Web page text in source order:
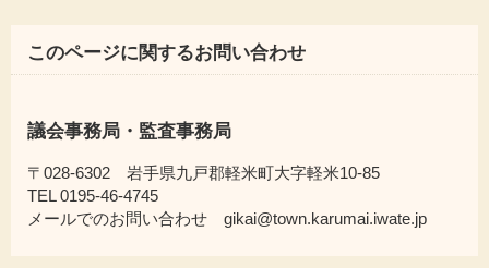
このページに関するお問い合わせ
議会事務局・監査事務局
〒028-6302 岩手県九戸郡軽米町大字軽米10-85
TEL 0195-46-4745
メールでのお問い合わせ gikai@town.karumai.iwate.jp